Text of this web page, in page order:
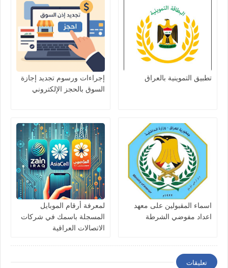
تطبيق التموينية بالعراق
إجراءات ورسوم تجديد إجازة
السوق بالحجز الإلكتروني
اسماء المقبولين على معهد
اعداد مفوضي الشرطة
لمعرفة أرقام الموبايل
المسجلة باسمك في شركات
الاتصالات العراقية
تعليقات